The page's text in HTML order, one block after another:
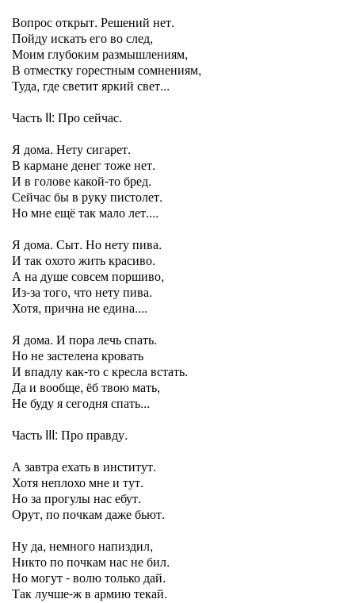
Вопрос открыт. Решений нет.
Пойду искать его во след,
Моим глубоким размышлениям,
В отместку горестным сомнениям,
Туда, где светит яркий свет...
Часть II: Про сейчас.
Я дома. Нету сигарет.
В кармане денег тоже нет.
И в голове какой-то бред.
Сейчас бы в руку пистолет.
Но мне ещё так мало лет....
Я дома. Сыт. Но нету пива.
И так охото жить красиво.
А на душе совсем поршиво,
Из-за того, что нету пива.
Хотя, прична не едина....
Я дома. И пора лечь спать.
Но не застелена кровать
И впадлу как-то с кресла встать.
Да и вообще, ёб твою мать,
Не буду я сегодня спать...
Часть III: Про правду.
А завтра ехать в институт.
Хотя неплохо мне и тут.
Но за прогулы нас ебут.
Орут, по почкам даже бьют.
Ну да, немного напиздил,
Никто по почкам нас не бил.
Но могут - волю только дай.
Так лучше-ж в армию текай.